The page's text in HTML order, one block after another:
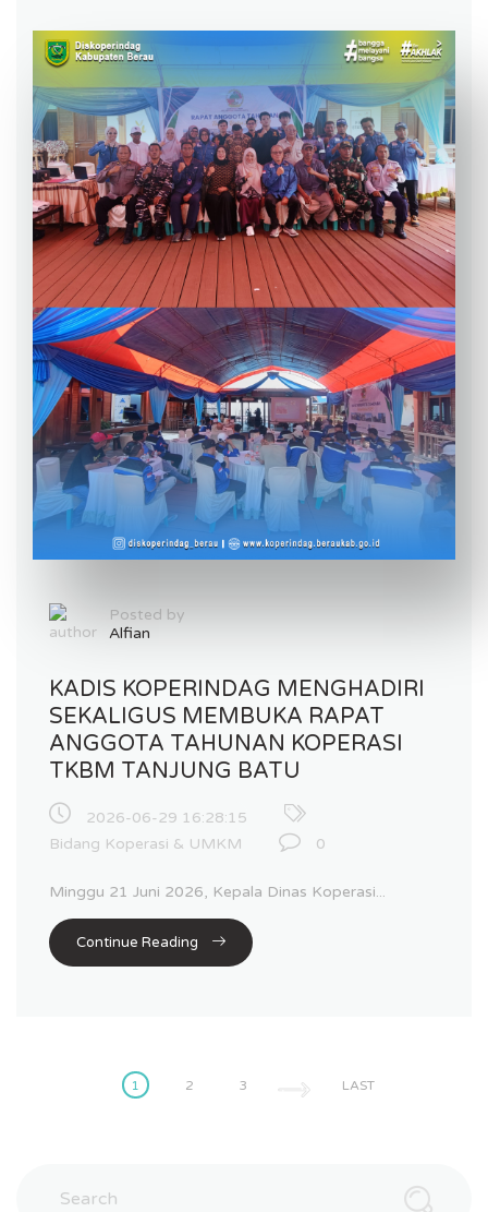
Posted by
Alfian
KADIS KOPERINDAG MENGHADIRI
SEKALIGUS MEMBUKA RAPAT
ANGGOTA TAHUNAN KOPERASI
TKBM TANJUNG BATU
2026-06-29 16:28:15
Bidang Koperasi & UMKM
0
Minggu 21 Juni 2026, Kepala Dinas Koperasi...
Continue Reading
1 2 3 LAST